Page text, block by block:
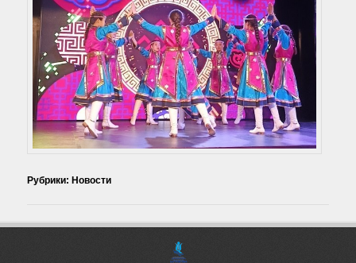
Рубрики: Новости